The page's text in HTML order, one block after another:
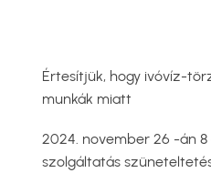
Értesítjük, hogy ivóvíz-
munkák miatt
2024. november 26 -án 8
szolgáltatás